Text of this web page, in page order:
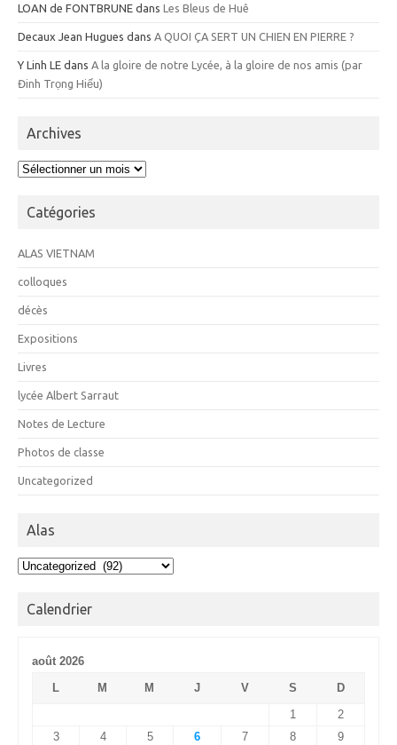
LOAN de FONTBRUNE dans Les Bleus de Huê
Decaux Jean Hugues dans A QUOI ÇA SERT UN CHIEN EN PIERRE ?
Y Linh LE dans A la gloire de notre Lycée, à la gloire de nos amis (par
Đinh Trọng Hiếu)
Archives
Archives
Catégories
ALAS VIETNAM
colloques
décès
Expositions
Livres
lycée Albert Sarraut
Notes de Lecture
Photos de classe
Uncategorized
Alas
Alas
Calendrier
août 2026
L
M M J V S
D
1
2
3
4 5 6 7 8
9